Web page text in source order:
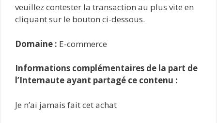
veuillez contester la transaction au plus vite en
cliquant sur le bouton ci-dessous.
Domaine : E-commerce
Informations complémentaires de la part de
l’Internaute ayant partagé ce contenu :
Je n’ai jamais fait cet achat